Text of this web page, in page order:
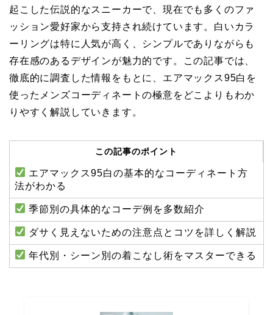
起こした伝説的なスニーカーで、現在でも多くのファ
ッション愛好家から支持され続けています。白いカラ
ーリングは特に人気が高く、シンプルでありながらも
存在感のあるデザインが魅力的です。この記事では、
徹底的に調査した情報をもとに、エアマックス95白を
使ったメンズコーディネートの極意をどこよりもわか
りやすく解説していきます。
この記事のポイント
エアマックス95白の基本的なコーディネート方
法がわかる
季節別の具体的なコーデ例を多数紹介
ダサく見えないための注意点とコツを詳しく解説
年代別・シーン別の着こなし術をマスターできる